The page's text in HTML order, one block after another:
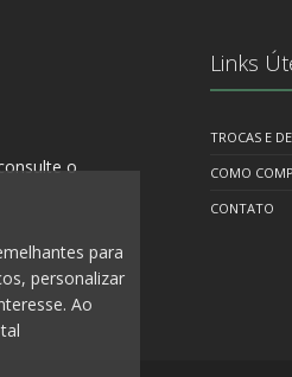
o
Links
TROCAS E
COMO
CONTATO
para
personalizar
Ao